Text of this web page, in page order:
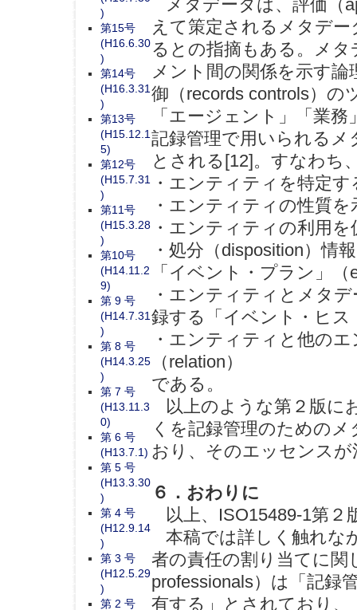
メタデータは、評価（
えて策定されるメタデ
るとの指摘もある。メ
メント間の関係を示す
御（records controls）の
「エージェント」「業
記録管理で用いられる
とされる[12]。すなわち
・エンティティを特定
・エンティティの性質
・エンティティの利用
・処分（disposition）情
「イベント・プラン」（
・エンティティとメタ
録する「イベント・ヒス
・エンティティと他の
（relation）
である。
以上のような第２版に
くを記録管理のための
おり、そのエッセンス
６．おわりに
以上、ISO15489-1第２
本稿では詳しく触れな
者の責任の割り当てに関
professionals）は「記録
有する」とされており、
)
第15号
(H16.6.30
)
第14号
(H16.3.31
)
第13号
(H15.12.1
5)
第12号
(H15.7.31
)
第11号
(H15.3.28
)
第10号
(H14.11.2
9)
第 9 号
(H14.7.31
)
第 8 号
(H14.3.25
)
第 7 号
(H13.11.3
0)
第 6 号
(H13.7.1)
第 5 号
(H13.3.30
)
第 4 号
(H12.9.14
)
第 3 号
(H12.5.29
)
第 2 号